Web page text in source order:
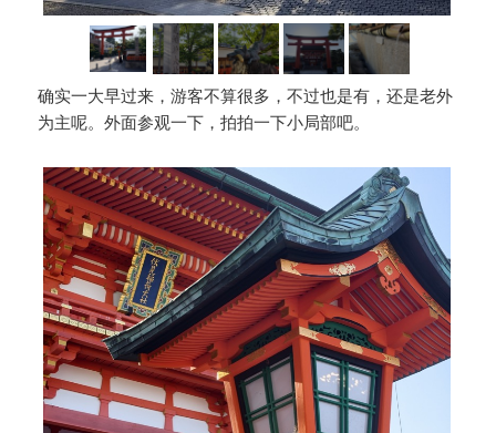
确实一大早过来，游客不算很多，不过也是有，还是老外
为主呢。外面参观一下，拍拍一下小局部吧。